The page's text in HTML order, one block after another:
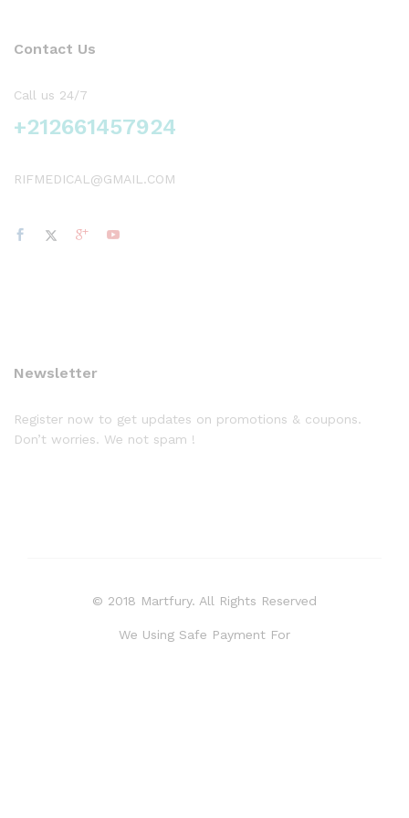
Contact Us
Call us 24/7
+212661457924
RIFMEDICAL@GMAIL.COM
Newsletter
Register now to get updates on promotions & coupons.
Don’t worries. We not spam !
© 2018 Martfury. All Rights Reserved
We Using Safe Payment For